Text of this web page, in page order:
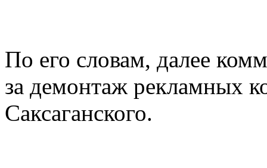
По его словам, далее
за демонтаж рекламных
Саксаганского.